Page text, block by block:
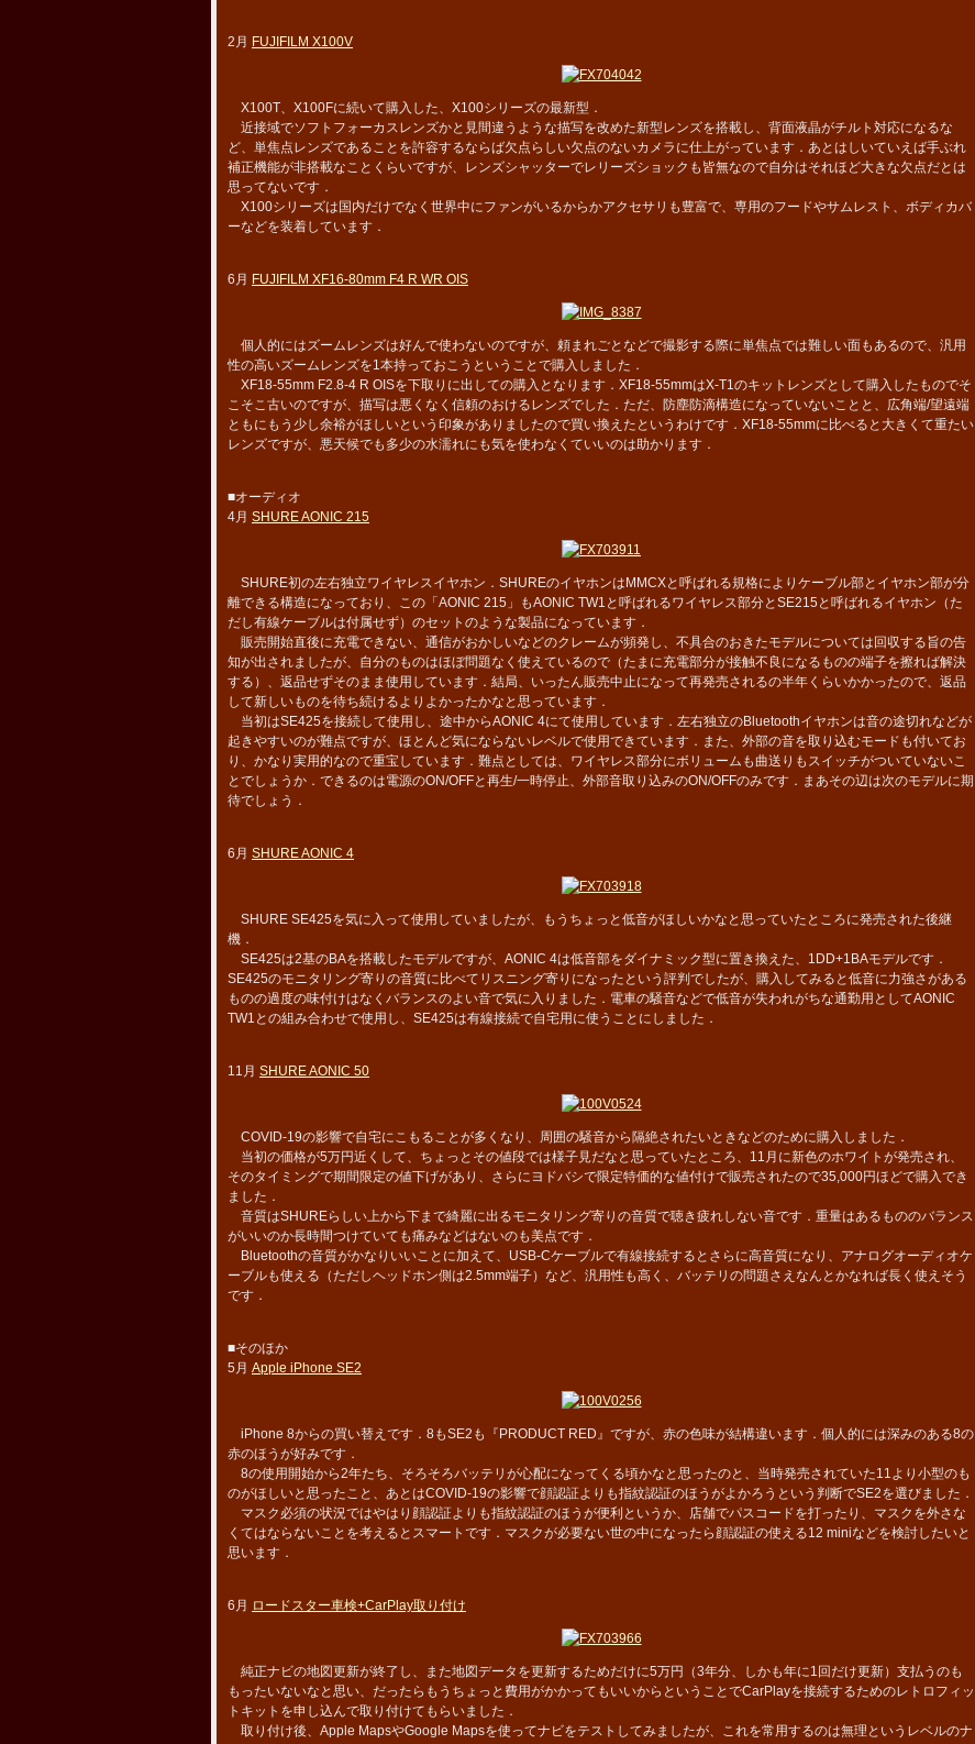
2月 FUJIFILM X100V
X100T、X100Fに続いて購入した、X100シリーズの最新型．
近接域でソフトフォーカスレンズかと見間違うような描写を改めた新型レンズを搭載し、背面液晶がチルト対応になるな
ど、単焦点レンズであることを許容するならば欠点らしい欠点のないカメラに仕上がっています．あとはしいていえば手ぶれ
補正機能が非搭載なことくらいですが、レンズシャッターでレリーズショックも皆無なので自分はそれほど大きな欠点だとは
思ってないです．
X100シリーズは国内だけでなく世界中にファンがいるからかアクセサリも豊富で、専用のフードやサムレスト、ボディカバ
ーなどを装着しています．
6月 FUJIFILM XF16-80mm F4 R WR OIS
個人的にはズームレンズは好んで使わないのですが、頼まれごとなどで撮影する際に単焦点では難しい面もあるので、汎用
性の高いズームレンズを1本持っておこうということで購入しました．
XF18-55mm F2.8-4 R OISを下取りに出しての購入となります．XF18-55mmはX-T1のキットレンズとして購入したものでそ
こそこ古いのですが、描写は悪くなく信頼のおけるレンズでした．ただ、防塵防滴構造になっていないことと、広角端/望遠端
ともにもう少し余裕がほしいという印象がありましたので買い換えたというわけです．XF18-55mmに比べると大きくて重たい
レンズですが、悪天候でも多少の水濡れにも気を使わなくていいのは助かります．
■オーディオ
4月 SHURE AONIC 215
SHURE初の左右独立ワイヤレスイヤホン．SHUREのイヤホンはMMCXと呼ばれる規格によりケーブル部とイヤホン部が分
離できる構造になっており、この「AONIC 215」もAONIC TW1と呼ばれるワイヤレス部分とSE215と呼ばれるイヤホン（た
だし有線ケーブルは付属せず）のセットのような製品になっています．
販売開始直後に充電できない、通信がおかしいなどのクレームが頻発し、不具合のおきたモデルについては回収する旨の告
知が出されましたが、自分のものはほぼ問題なく使えているので（たまに充電部分が接触不良になるものの端子を擦れば解決
する）、返品せずそのまま使用しています．結局、いったん販売中止になって再発売されるの半年くらいかかったので、返品
して新しいものを待ち続けるよりよかったかなと思っています．
当初はSE425を接続して使用し、途中からAONIC 4にて使用しています．左右独立のBluetoothイヤホンは音の途切れなどが
起きやすいのが難点ですが、ほとんど気にならないレベルで使用できています．また、外部の音を取り込むモードも付いてお
り、かなり実用的なので重宝しています．難点としては、ワイヤレス部分にボリュームも曲送りもスイッチがついていないこ
とでしょうか．できるのは電源のON/OFFと再生/一時停止、外部音取り込みのON/OFFのみです．まあその辺は次のモデルに期
待でしょう．
6月 SHURE AONIC 4
SHURE SE425を気に入って使用していましたが、もうちょっと低音がほしいかなと思っていたところに発売された後継
機．
SE425は2基のBAを搭載したモデルですが、AONIC 4は低音部をダイナミック型に置き換えた、1DD+1BAモデルです．
SE425のモニタリング寄りの音質に比べてリスニング寄りになったという評判でしたが、購入してみると低音に力強さがある
ものの過度の味付けはなくバランスのよい音で気に入りました．電車の騒音などで低音が失われがちな通勤用としてAONIC
TW1との組み合わせで使用し、SE425は有線接続で自宅用に使うことにしました．
11月 SHURE AONIC 50
COVID-19の影響で自宅にこもることが多くなり、周囲の騒音から隔絶されたいときなどのために購入しました．
当初の価格が5万円近くして、ちょっとその値段では様子見だなと思っていたところ、11月に新色のホワイトが発売され、
そのタイミングで期間限定の値下げがあり、さらにヨドバシで限定特価的な値付けで販売されたので35,000円ほどで購入でき
ました．
音質はSHUREらしい上から下まで綺麗に出るモニタリング寄りの音質で聴き疲れしない音です．重量はあるもののバランス
がいいのか長時間つけていても痛みなどはないのも美点です．
Bluetoothの音質がかなりいいことに加えて、USB-Cケーブルで有線接続するとさらに高音質になり、アナログオーディオケ
ーブルも使える（ただしヘッドホン側は2.5mm端子）など、汎用性も高く、バッテリの問題さえなんとかなれば長く使えそう
です．
■そのほか
5月 Apple iPhone SE2
iPhone 8からの買い替えです．8もSE2も『PRODUCT RED』ですが、赤の色味が結構違います．個人的には深みのある8の
赤のほうが好みです．
8の使用開始から2年たち、そろそろバッテリが心配になってくる頃かなと思ったのと、当時発売されていた11より小型のも
のがほしいと思ったこと、あとはCOVID-19の影響で顔認証よりも指紋認証のほうがよかろうという判断でSE2を選びました．
マスク必須の状況ではやはり顔認証よりも指紋認証のほうが便利というか、店舗でパスコードを打ったり、マスクを外さな
くてはならないことを考えるとスマートです．マスクが必要ない世の中になったら顔認証の使える12 miniなどを検討したいと
思います．
6月 ロードスター車検+CarPlay取り付け
純正ナビの地図更新が終了し、また地図データを更新するためだけに5万円（3年分、しかも年に1回だけ更新）支払うのも
もったいないなと思い、だったらもうちょっと費用がかかってもいいからということでCarPlayを接続するためのレトロフィッ
トキットを申し込んで取り付けてもらいました．
取り付け後、Apple MapsやGoogle Mapsを使ってナビをテストしてみましたが、これを常用するのは無理というレベルのナ